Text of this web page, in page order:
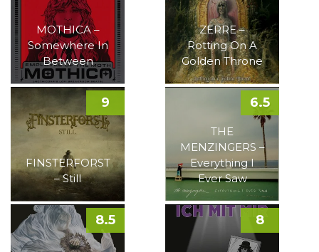
MOTHICA –
Somewhere In
Between
ZERRE –
Rotting On A
Golden Throne
FINSTERFORST
– Still
9
THE
MENZINGERS –
Everything I
Ever Saw
6.5
8.5 8